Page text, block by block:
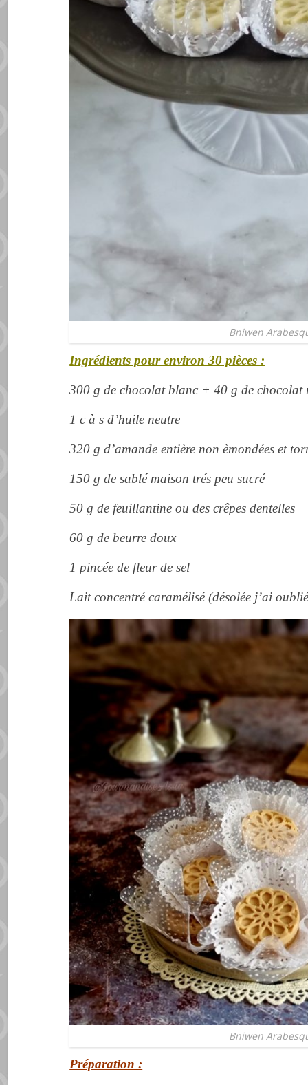
Bniwen
Ingrédients pour environ 30 pièces :
300 g de chocolat blanc + 40 g de chocolat
1 c à s d’huile neutre
320 g d’amande entière non èmondées et
150 g de sablé maison trés peu sucré
50 g de feuillantine ou des crêpes dentelles
60 g de beurre doux
1 pincée de fleur de sel
Lait concentré caramélisé (désolée j’ai
Bniwen
Préparation :